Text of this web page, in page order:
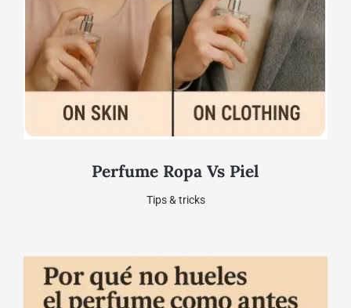
Perfume Ropa Vs Piel
Tips & tricks